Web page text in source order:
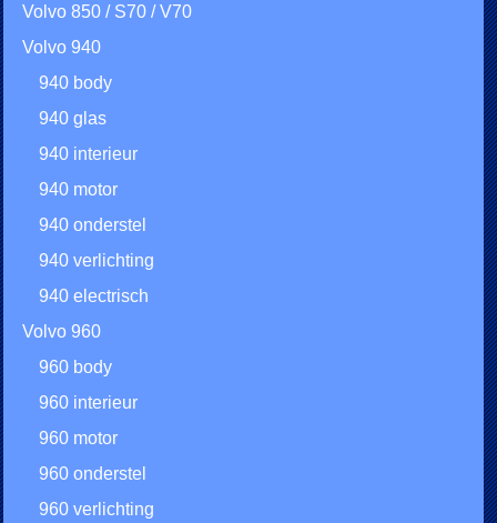
Volvo 850 / S70 / V70
Volvo 940
940 body
940 glas
940 interieur
940 motor
940 onderstel
940 verlichting
940 electrisch
Volvo 960
960 body
960 interieur
960 motor
960 onderstel
960 verlichting